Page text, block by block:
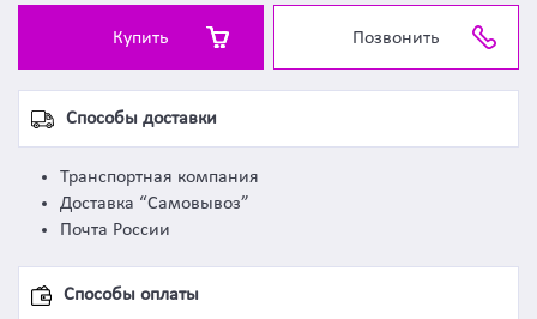
Купить Позвонить
Способы доставки
Транспортная компания
Доставка “Самовывоз”
Почта России
Способы оплаты